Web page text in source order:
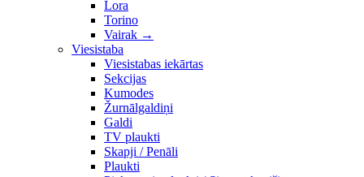
Lora
Torino
Vairak →
Viesistaba
Viesistabas iekārtas
Sekcijas
Kumodes
Žurnālgaldiņi
Galdi
TV plaukti
Skapji / Penāli
Plaukti